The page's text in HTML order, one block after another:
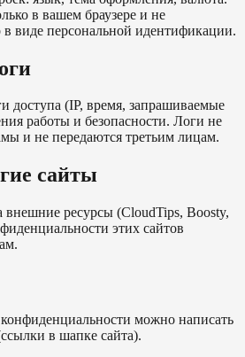
в вашем браузере и не
в виде персональной идентификации.
доступа (IP, время, запрашиваемые
работы и безопасности. Логи не
и не передаются третьим лицам.
сайты
внешние ресурсы (CloudTips, Boosty,
этих сайтов
можно написать
в шапке сайта).